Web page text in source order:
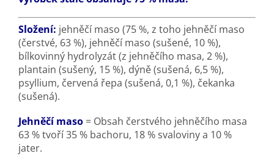
Složení: jehněčí maso (75 %, z toho jehněčí maso
(čerstvé, 63 %), jehněčí maso (sušené, 10 %),
bílkovinný hydrolyzát (z jehněčího masa, 2 %),
plantain (sušený, 15 %), dýně (sušená, 6,5 %),
psyllium, červená řepa (sušená, 0,1 %), čekanka
(sušená).
Jehněčí maso = Obsah čerstvého jehněčího masa
63 % tvoří 35 % bachoru, 18 % svaloviny a 10 %
jater.